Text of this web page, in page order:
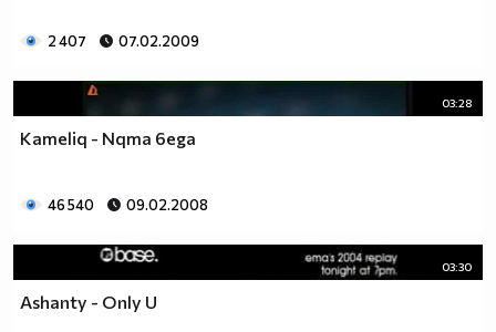
2 407 07.02.2009
03:28
Kameliq - Nqma 6ega
46 540 09.02.2008
03:30
Ashanty - Only U